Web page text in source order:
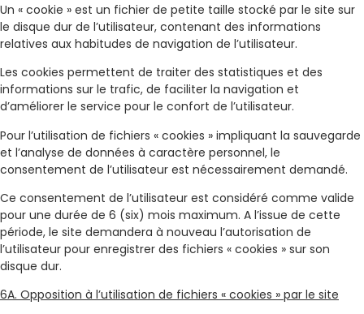
Un « cookie » est un fichier de petite taille stocké par le site sur
le disque dur de l’utilisateur, contenant des informations
relatives aux habitudes de navigation de l’utilisateur.
Les cookies permettent de traiter des statistiques et des
informations sur le trafic, de faciliter la navigation et
d’améliorer le service pour le confort de l’utilisateur.
Pour l’utilisation de fichiers « cookies » impliquant la sauvegarde
et l’analyse de données à caractère personnel, le
consentement de l’utilisateur est nécessairement demandé.
Ce consentement de l’utilisateur est considéré comme valide
pour une durée de 6 (six) mois maximum. A l’issue de cette
période, le site demandera à nouveau l’autorisation de
l’utilisateur pour enregistrer des fichiers « cookies » sur son
disque dur.
6A. Opposition à l’utilisation de fichiers « cookies » par le site